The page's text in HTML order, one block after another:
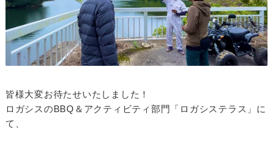
皆様大変お待たせいたしました！
ロガシスのBBQ＆アクティビティ部門「ロガシステラス」に
て、